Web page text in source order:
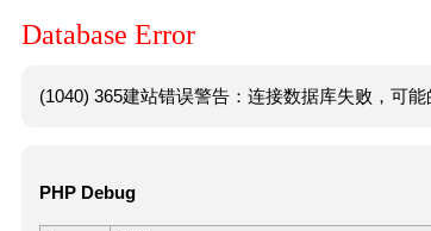
Database Error
(1040) 365建站错误警告：连接数据库失败，可
PHP Debug